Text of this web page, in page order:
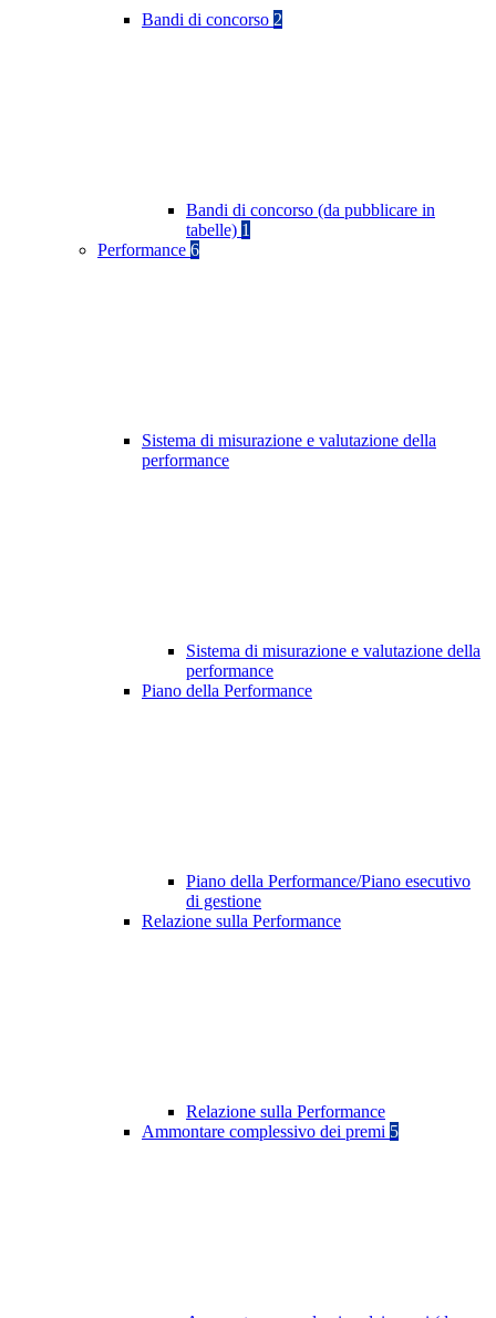
Bandi di concorso 2
Bandi di concorso (da pubblicare in
tabelle) 1
Performance 6
Sistema di misurazione e valutazione della
performance
Sistema di misurazione e valutazione della
performance
Piano della Performance
Piano della Performance/Piano esecutivo
di gestione
Relazione sulla Performance
Relazione sulla Performance
Ammontare complessivo dei premi 5